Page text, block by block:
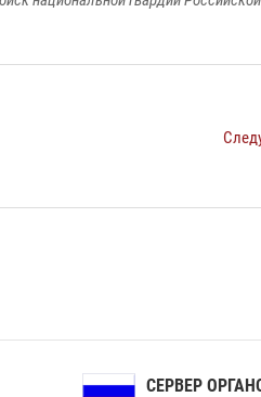
СЕРВЕР ОРГАНОВ